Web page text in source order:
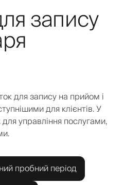
запису
для запису на прийом і
для клієнтів. У
управління послугами,
пробний період